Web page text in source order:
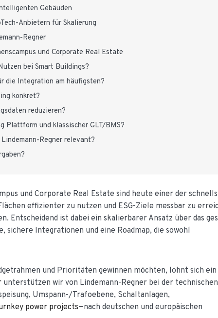
Gebäuden
Anbietern für Skalierung
Regner
und Corporate Real Estate
bei Smart Buildings?
die Integration am häufigsten?
konkret?
reduzieren?
Plattform und klassischer GLT/BMS?
Regner relevant?
und Corporate Real Estate sind heute einer der
effizienter zu nutzen und ESG-Ziele messbar zu
ist dabei ein skalierbarer Ansatz über das
Integrationen und eine Roadmap, die sowohl
und Prioritäten gewinnen möchten, lohnt sich ein
unterstützen wir von Lindemann-Regner bei der technischen
Umspann-/Trafoebene, Schaltanlagen,
power projects—nach deutschen und europäischen